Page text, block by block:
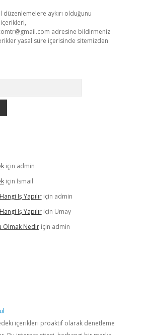
düzenlemelere aykırı olduğunu
adresine bildirmeniz
yasal süre içerisinde sitemizden
için admin
için İsmail
Iş Yapılıriçin admin
Iş Yapılıriçin Umay
Olmak Nediriçin admin
içerikleri proaktif olarak denetleme